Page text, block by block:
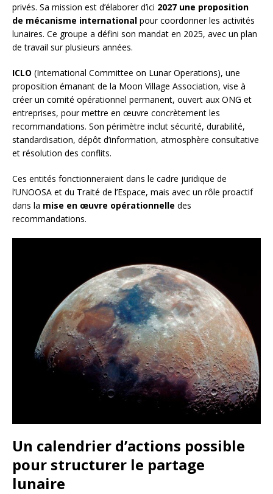
privés. Sa mission est d’élaborer d’ici 2027 une proposition
de mécanisme international pour coordonner les activités
lunaires. Ce groupe a défini son mandat en 2025, avec un plan
de travail sur plusieurs années.
ICLO (International Committee on Lunar Operations), une
proposition émanant de la Moon Village Association, vise à
créer un comité opérationnel permanent, ouvert aux ONG et
entreprises, pour mettre en œuvre concrètement les
recommandations. Son périmètre inclut sécurité, durabilité,
standardisation, dépôt d’information, atmosphère consultative
et résolution des conflits.
Ces entités fonctionneraient dans le cadre juridique de
l’UNOOSA et du Traité de l’Espace, mais avec un rôle proactif
dans la mise en œuvre opérationnelle des
recommandations.
Un calendrier d’actions possible
pour structurer le partage
lunaire